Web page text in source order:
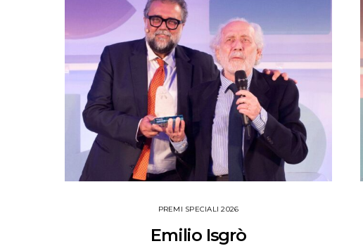
PREMI SPECIALI 2026
Emilio Isgrò